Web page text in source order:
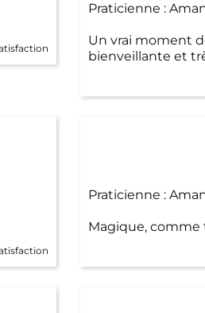
Praticienne :
Un vrai moment
bienveillante et
Praticienne :
Magique, comme